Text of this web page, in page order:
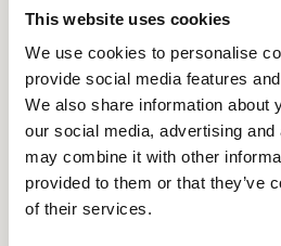
This website uses cookies
We use cookies to personalise
provide social media features
We also share information about
our social media, advertising
may combine it with other
provided to them or that they’ve
of their services.
90 jours
Beschrijving
Riserva vous propose un papier
pour les conducteurs de chiens de